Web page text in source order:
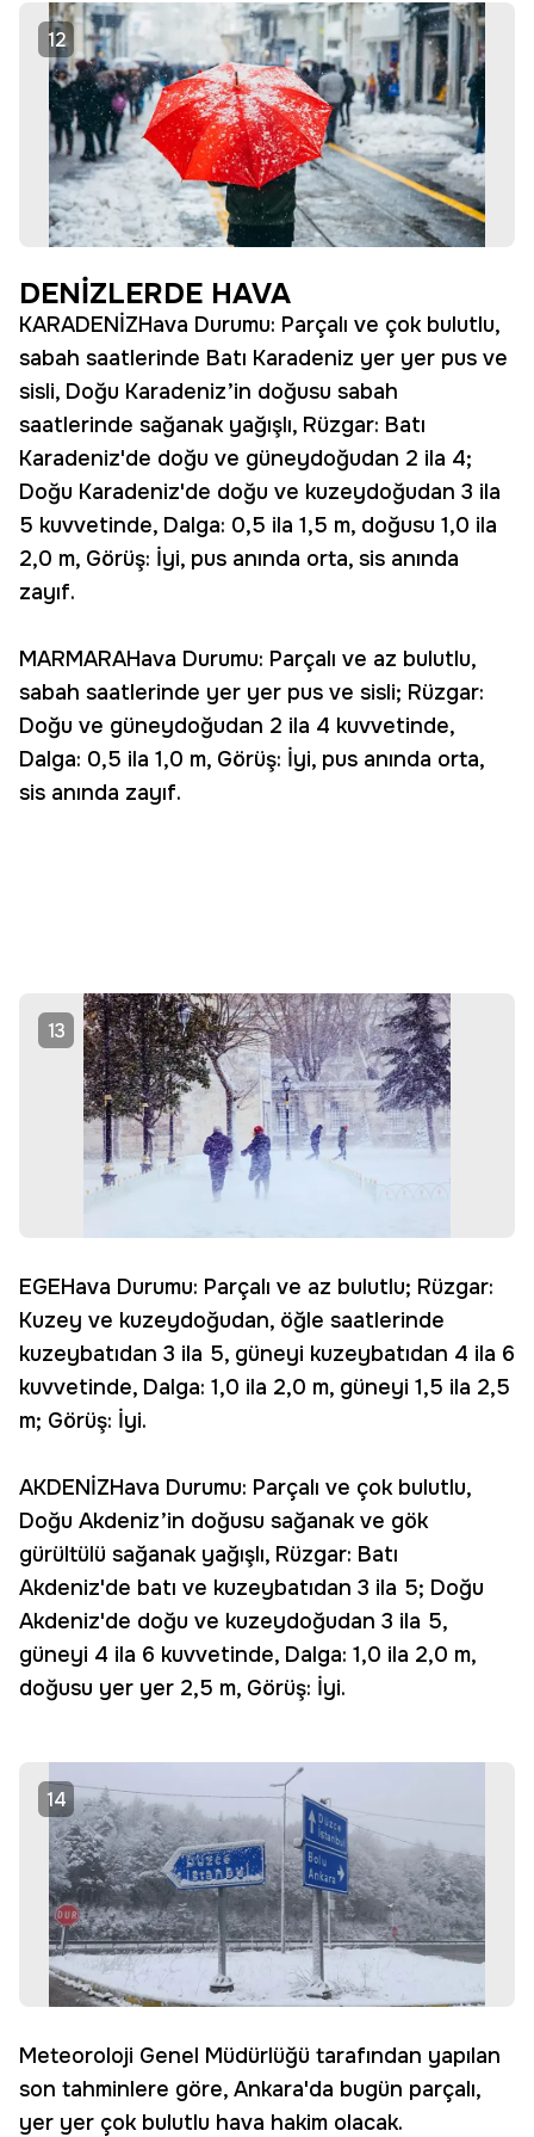
12
DENİZLERDE HAVA
KARADENİZHava Durumu: Parçalı ve çok bulutlu,
sabah saatlerinde Batı Karadeniz yer yer pus ve
sisli, Doğu Karadeniz’in doğusu sabah
saatlerinde sağanak yağışlı, Rüzgar: Batı
Karadeniz'de doğu ve güneydoğudan 2 ila 4;
Doğu Karadeniz'de doğu ve kuzeydoğudan 3 ila
5 kuvvetinde, Dalga: 0,5 ila 1,5 m, doğusu 1,0 ila
2,0 m, Görüş: İyi, pus anında orta, sis anında
zayıf.
MARMARAHava Durumu: Parçalı ve az bulutlu,
sabah saatlerinde yer yer pus ve sisli; Rüzgar:
Doğu ve güneydoğudan 2 ila 4 kuvvetinde,
Dalga: 0,5 ila 1,0 m, Görüş: İyi, pus anında orta,
sis anında zayıf.
13
EGEHava Durumu: Parçalı ve az bulutlu; Rüzgar:
Kuzey ve kuzeydoğudan, öğle saatlerinde
kuzeybatıdan 3 ila 5, güneyi kuzeybatıdan 4 ila 6
kuvvetinde, Dalga: 1,0 ila 2,0 m, güneyi 1,5 ila 2,5
m; Görüş: İyi.
AKDENİZHava Durumu: Parçalı ve çok bulutlu,
Doğu Akdeniz’in doğusu sağanak ve gök
gürültülü sağanak yağışlı, Rüzgar: Batı
Akdeniz'de batı ve kuzeybatıdan 3 ila 5; Doğu
Akdeniz'de doğu ve kuzeydoğudan 3 ila 5,
güneyi 4 ila 6 kuvvetinde, Dalga: 1,0 ila 2,0 m,
doğusu yer yer 2,5 m, Görüş: İyi.
14
Meteoroloji Genel Müdürlüğü tarafından yapılan
son tahminlere göre, Ankara'da bugün parçalı,
yer yer çok bulutlu hava hakim olacak.